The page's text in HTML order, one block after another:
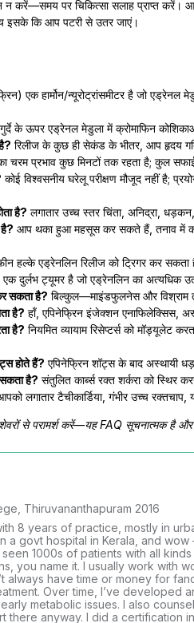
करें—समय पर चिकित्सा सलाह प्राप्त करें।
इसके कि आप पटरी से उतर जाएं।
एक हार्मोन/न्यूरोट्रांसमीटर है जो एड्रेनल
के ऊपर एड्रेनल मेडुला में क्रोमाफिन कोशिकाओं
रिलीज के कुछ ही सेकंड के भीतर, आप हृदय
चरम प्रभाव कुछ मिनटों तक रहता है; कुल
कोई विश्वसनीय घरेलू परीक्षण मौजूद नहीं है;
है? लगातार उच्च स्तर चिंता, अनिद्रा,
है? आप थका हुआ महसूस कर सकते हैं, तनाव में
हल्के एड्रेनलिन रिलीज को ट्रिगर कर सकता
दुर्लभ ट्यूमर है जो एड्रेनलिन का अत्यधिक
सकता है? बिल्कुल—माइंडफुलनेस और विश्राम
है? हाँ, एपिनेफ्रिन इंजेक्शन एनाफिलेक्सिस,
है? नियमित व्यायाम रिसेप्टर्स को मॉड्यूलेट
होते हैं? एपिनेफ्रिन शॉट्स के बाद अस्थायी
है? संतुलित कार्ब्स रक्त शर्करा को स्थिर
लगातार टैचीकार्डिया, गंभीर उच्च
से परामर्श करें—यह FAQ सूचनात्मक है और
Thiruvananthapuram 2016
8 years of practice, mostly in
a govt hospital in Kerala, and
seen 1000s of patients with all
you name it. I usually work with
have time or money for
Over time, I’ve developed
metabolic issues. I also
there anyway. I did a certification